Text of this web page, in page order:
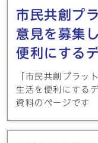
市民共創プ
意見を募集
便利にする
「市民共創プラッ
生活を便利にする
資料のページです